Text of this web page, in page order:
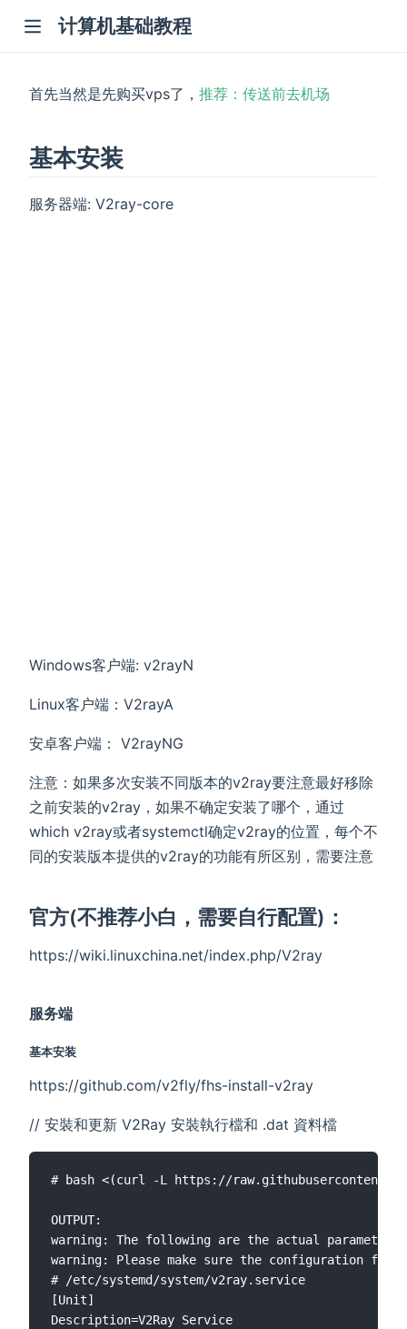
计算机基础教程
首先当然是先购买vps了， 推荐：传送前去机场
基本安装
服务器端: V2ray-core
Windows客户端: v2rayN
Linux客户端：V2rayA
安卓客户端： V2rayNG
注意：如果多次安装不同版本的v2ray要注意最好移除
之前安装的v2ray，如果不确定安装了哪个，通过
which v2ray或者systemctl确定v2ray的位置，每个不
同的安装版本提供的v2ray的功能有所区别，需要注意
官方(不推荐小白，需要自行配置)：
https://wiki.linuxchina.net/index.php/V2ray
服务端
基本安装
https://github.com/v2fly/fhs-install-v2ray
// 安裝和更新 V2Ray 安裝執行檔和 .dat 資料檔
# bash <(curl -L https://
OUTPUT:
warning: The following are the actual
warning: Please make sure the configuration
# /etc/systemd/system/v2ray.service
[Unit]
Description=V2Ray Service